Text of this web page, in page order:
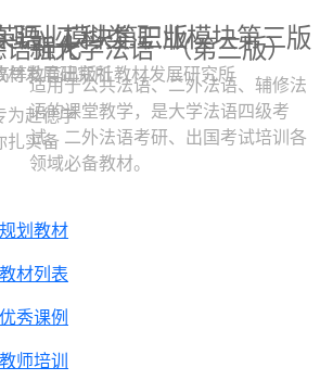
划教材
教材列表
优秀课例
教师培训
职业模块第三版
材发展研究所
语工科类 职业模块第三版
等教育出版社教材发展研究所
语强化
为赴德学
扎实备
新大学法语（第三版）
适用于公共法语、二外法语、辅修法
语的课堂教学，是大学法语四级考
试、二外法语考研、出国考试培训各
领域必备教材。